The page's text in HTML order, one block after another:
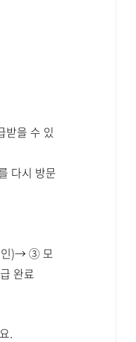
받을 수 있
다시 방문
인)→ ③ 모
완료
.